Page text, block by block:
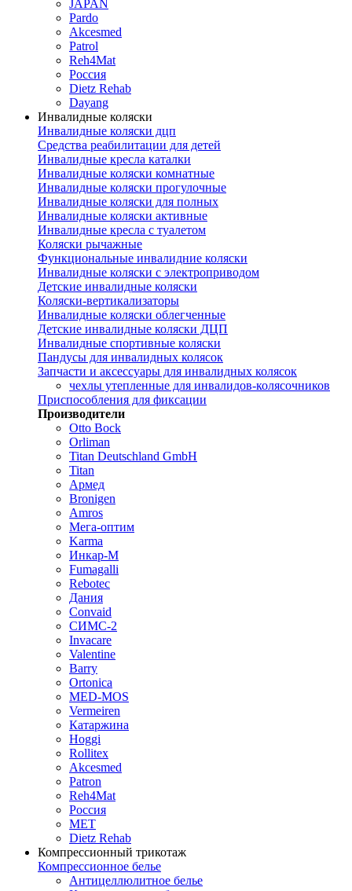
JAPAN
Pardo
Akcesmed
Patrol
Reh4Mat
Россия
Dietz Rehab
Dayang
Инвалидные коляски
Инвалидные коляски дцп
Средства реабилитации для детей
Инвалидные кресла каталки
Инвалидные коляски комнатные
Инвалидные коляски прогулочные
Инвалидные коляски для полных
Инвалидные коляски активные
Инвалидные кресла с туалетом
Коляски рычажные
Функциональные инвалидние коляски
Инвалидные коляски с электроприводом
Детские инвалидные коляски
Коляски-вертикализаторы
Инвалидные коляски облегченные
Детские инвалидные коляски ДЦП
Инвалидные спортивные коляски
Пандусы для инвалидных колясок
Запчасти и аксессуары для инвалидных колясок
чехлы утепленные для инвалидов-колясочников
Приспособления для фиксации
Производители
Otto Bock
Orliman
Titan Deutschland GmbH
Titan
Армед
Bronigen
Amros
Мега-оптим
Karma
Инкар-М
Fumagalli
Rebotec
Дания
Convaid
СИМС-2
Invacare
Valentine
Barry
Ortonica
MED-MOS
Vermeiren
Катаржина
Hoggi
Rollitex
Akcesmed
Patron
Reh4Mat
Россия
МЕТ
Dietz Rehab
Компрессионный трикотаж
Компрессионное белье
Антицеллюлитное белье